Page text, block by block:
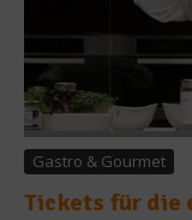
Gastro & Gourmet
Tickets für die